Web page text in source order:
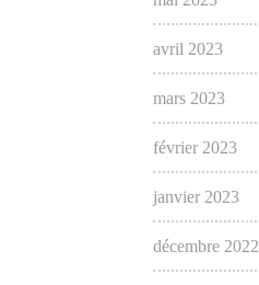
avril 2023
mars 2023
février 2023
janvier 2023
décembre 2022